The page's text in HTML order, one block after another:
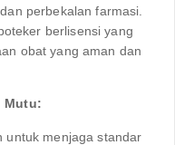
perbekalan farmasi.
berlisensi yang
obat yang aman dan
Mutu:
untuk menjaga standar